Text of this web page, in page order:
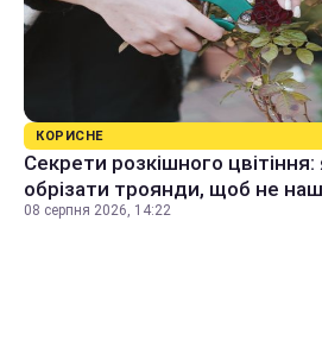
КОРИСНЕ
Секрети розкішного
обрізати троянди, щоб не
08 серпня 2026, 14:22